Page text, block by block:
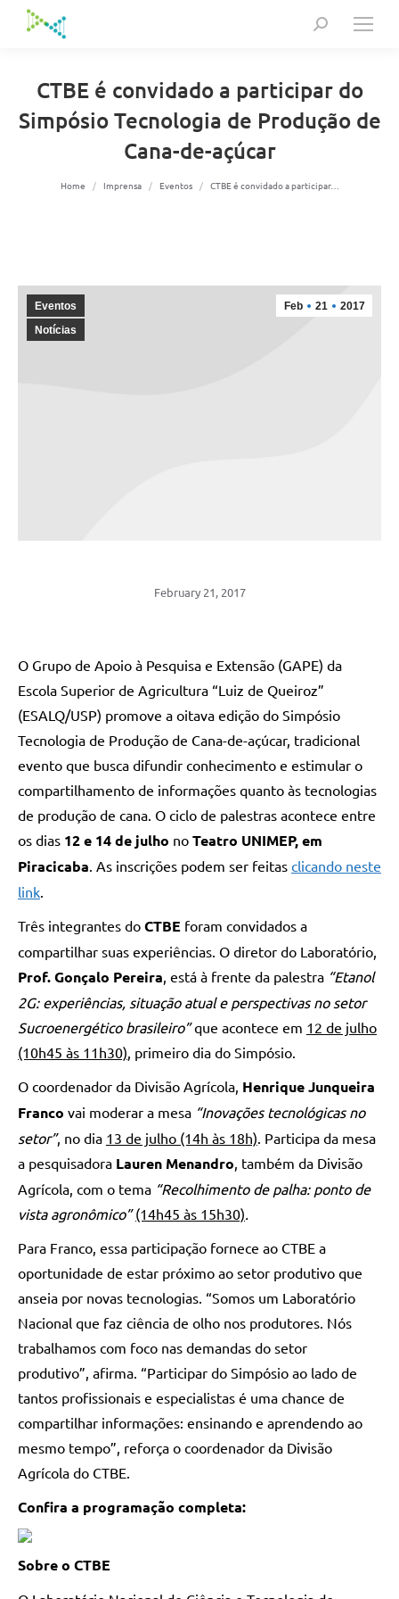
Search:
CTBE é convidado a participar do
Simpósio Tecnologia de Produção de
Cana-de-açúcar
You are here:
Home Imprensa Eventos CTBE é convidado a participar…
Feb 21 2017
Eventos
Notícias
February 21, 2017
O Grupo de Apoio à Pesquisa e Extensão (GAPE) da
Escola Superior de Agricultura “Luiz de Queiroz”
(ESALQ/USP) promove a oitava edição do Simpósio
Tecnologia de Produção de Cana-de-açúcar, tradicional
evento que busca difundir conhecimento e estimular o
compartilhamento de informações quanto às tecnologias
de produção de cana. O ciclo de palestras acontece entre
os dias 12 e 14 de julho no Teatro UNIMEP, em
Piracicaba . As inscrições podem ser feitas clicando neste
link
Três integrantes do CTBE foram convidados a
compartilhar suas experiências. O diretor do Laboratório,
Prof. Gonçalo Pereira , está à frente da palestra “Etanol
2G: experiências, situação atual e perspectivas no setor
Sucroenergético brasileiro”que acontece em 12 de julho
(10h45 às 11h30) , primeiro dia do Simpósio.
O coordenador da Divisão Agrícola, Henrique Junqueira
Franco vai moderar a mesa “Inovações tecnológicas no
setor”, no dia 13 de julho (14h às 18h) . Participa da mesa
a pesquisadora Lauren Menandro , também da Divisão
Agrícola, com o tema “Recolhimento de palha: ponto de
vista agronômico” (14h45 às 15h30)
Para Franco, essa participação fornece ao CTBE a
oportunidade de estar próximo ao setor produtivo que
anseia por novas tecnologias. “Somos um Laboratório
Nacional que faz ciência de olho nos produtores. Nós
trabalhamos com foco nas demandas do setor
produtivo”, afirma. “Participar do Simpósio ao lado de
tantos profissionais e especialistas é uma chance de
compartilhar informações: ensinando e aprendendo ao
mesmo tempo”, reforça o coordenador da Divisão
Agrícola do CTBE.
Confira a programação completa:
Sobre o CTBE